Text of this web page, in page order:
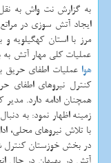
به گزارش نت واش به
ایجاد آتش سوزی در
مرز با استان
عملیات كلی مهار آتش به
هوا عملیات اطفای حریق
كنترل نیروهای اطفای
همچنان ادامه دارد.
زمینه اظهار نمود: به
با تلاش نیروهای محلی،
در بخش خوزستان كنترل